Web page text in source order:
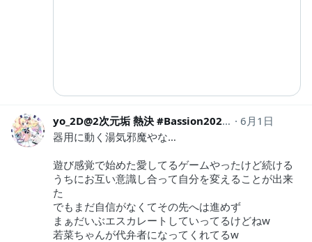
yo_2D@2次元垢 熱決 #Bassion2026 yo_2d
6月1日
器用に動く湯気邪魔やな…
遊び感覚で始めた愛してるゲームやったけど続ける
うちにお互い意識し合って自分を変えることが出来
た
でもまだ自信がなくてその先へは進めず
まぁだいぶエスカレートしていってるけどねw
若菜ちゃんが代弁者になってくれてるw